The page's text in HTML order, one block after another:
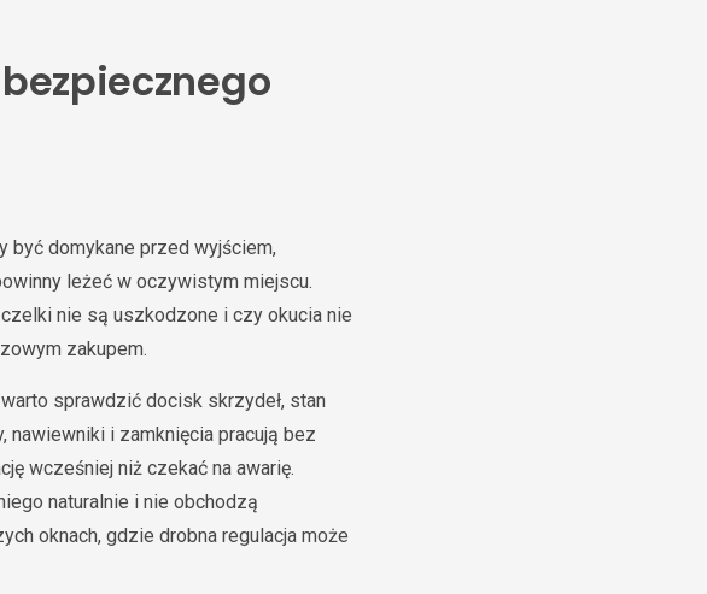
być domykane przed wyjściem,
leżeć w oczywistym miejscu.
nie są uszkodzone i czy okucia nie
zakupem.
sprawdzić docisk skrzydeł, stan
nawiewniki i zamknięcia pracują bez
wcześniej niż czekać na awarię.
naturalnie i nie obchodzą
oknach, gdzie drobna regulacja może